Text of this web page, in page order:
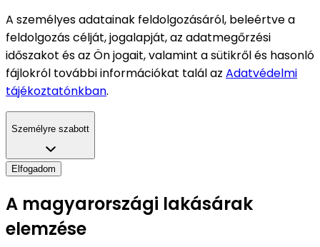
A személyes adatainak feldolgozásáról, beleértve a
feldolgozás célját, jogalapját, az adatmegőrzési
időszakot és az Ön jogait, valamint a sütikről és hasonló
fájlokról további információkat talál az Adatvédelmi
tájékoztatónkban.
Személyre szabott
Elfogadom
A magyarországi lakásárak
elemzése